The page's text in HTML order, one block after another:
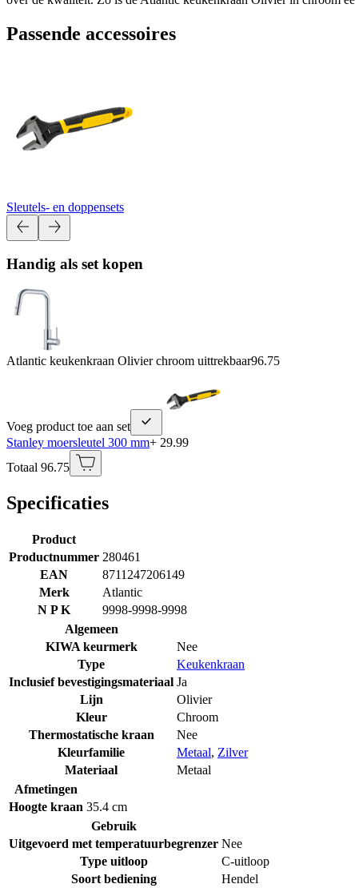
Passende accessoires
Sleutels- en doppensets
Handig als set kopen
Atlantic keukenkraan Olivier chroom uittrekbaar96.75
Voeg product toe aan set
Stanley moersleutel 300 mm+ 29.99
Totaal 96.75
Specificaties
Product
Productnummer 280461
EAN
8711247206149
Merk
Atlantic
N P K
9998-9998-9998
Algemeen
KIWA keurmerk
Nee
Type
Keukenkraan
Inclusief bevestigingsmateriaal Ja
Lijn
Olivier
Kleur
Chroom
Thermostatische kraan
Nee
Kleurfamilie
Metaal, Zilver
Materiaal
Metaal
Afmetingen
Hoogte kraan 35.4 cm
Gebruik
Uitgevoerd met temperatuurbegrenzer Nee
Type uitloop
C-uitloop
Soort bediening
Hendel